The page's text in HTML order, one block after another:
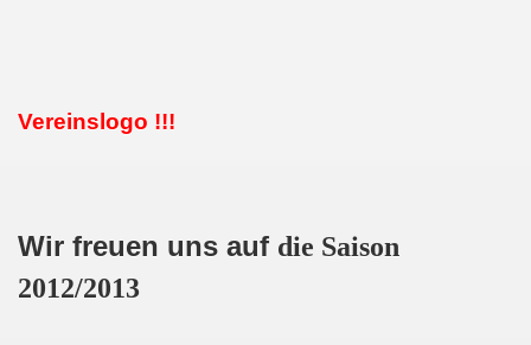
Vereinslogo !!!
Wir freuen uns auf die Saison
2012/2013